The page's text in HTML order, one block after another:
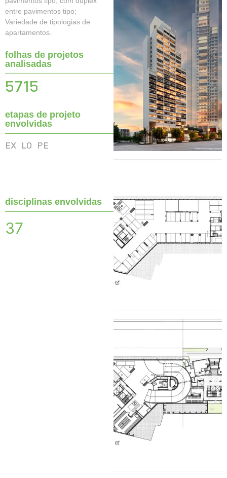
entre pavimentos tipo;
Variedade de tipologias de
apartamentos.
folhas de projetos
analisadas
5715
etapas de projeto
envolvidas
EX LO PE
disciplinas envolvidas
37